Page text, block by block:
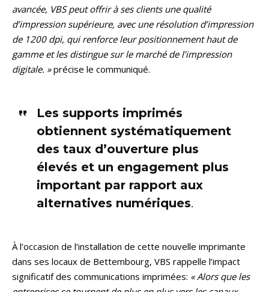
avancée, VBS peut offrir à ses clients une qualité
d’impression supérieure, avec une résolution d’impression
de 1200 dpi, qui renforce leur positionnement haut de
gamme et les distingue sur le marché de l’impression
digitale. »précise le communiqué.
Les supports imprimés
obtiennent systématiquement
des taux d’ouverture plus
élevés et un engagement plus
important par rapport aux
alternatives numériques.
À l’occasion de l’installation de cette nouvelle imprimante
dans ses locaux de Bettembourg, VBS rappelle l’impact
significatif des communications imprimées: « Alors que les